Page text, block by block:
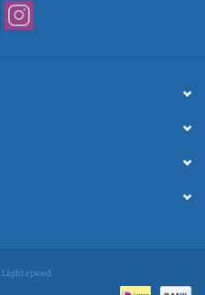
Lightspeed